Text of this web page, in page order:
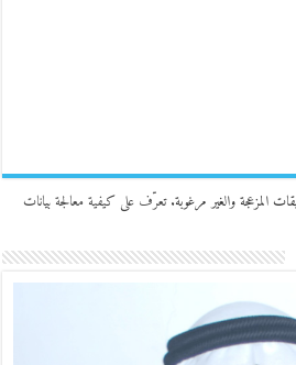
تعرّف على كيفية معالجة بيانات